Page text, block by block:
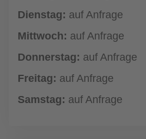
Dienstag: auf Anfrage
Mittwoch: auf Anfrage
Donnerstag: auf Anfrage
Freitag: auf Anfrage
Samstag: auf Anfrage